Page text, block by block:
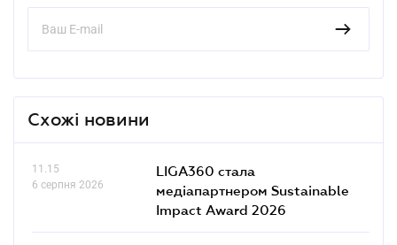
Схожі новини
11.15
6 серпня 2026
LIGA360 стала
медіапартнером Sustainable
Impact Award 2026